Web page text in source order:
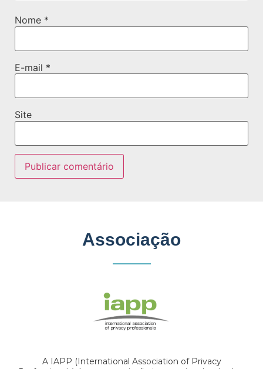
Nome *
E-mail *
Site
Associação
A IAPP (International Association of Privacy